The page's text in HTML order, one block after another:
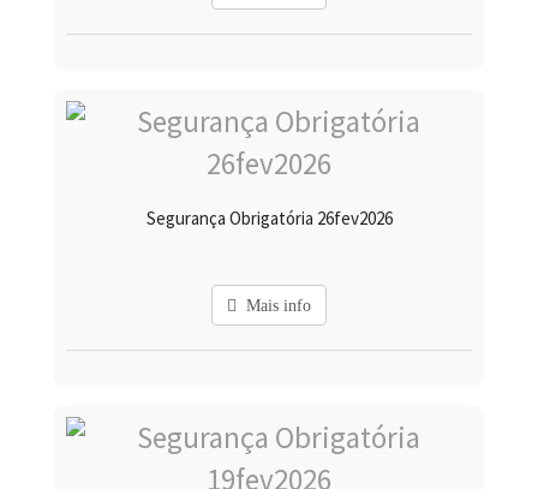
Segurança Obrigatória 26fev2026
Mais info